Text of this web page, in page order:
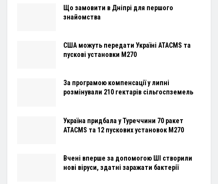
Що замовити в Дніпрі для першого
знайомства
США можуть передати Україні ATACMS та
пускові установки M270
За програмою компенсації у липні
розмінували 210 гектарів сільгоспземель
Україна придбала у Туреччини 70 ракет
ATACMS та 12 пускових установок M270
Вчені вперше за допомогою ШІ створили
нові віруси, здатні заражати бактерії